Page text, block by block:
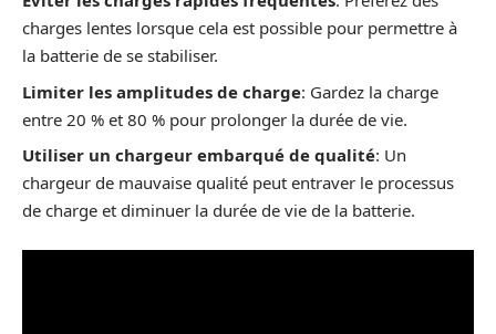
charges lentes lorsque cela est possible pour permettre à
la batterie de se stabiliser.
Limiter les amplitudes de charge: Gardez la charge
entre 20 % et 80 % pour prolonger la durée de vie.
Utiliser un chargeur embarqué de qualité: Un
chargeur de mauvaise qualité peut entraver le processus
de charge et diminuer la durée de vie de la batterie.